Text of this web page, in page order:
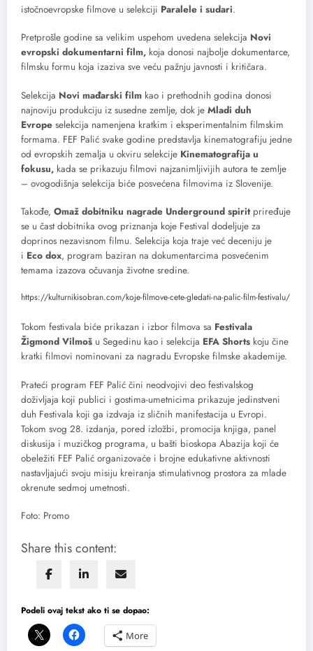
istočnoevropske filmove u selekciji Paralele i sudari.
Pretprošle godine sa velikim uspehom uvedena selekcija Novi
evropski dokumentarni film, koja donosi najbolje dokumentarce,
filmsku formu koja izaziva sve veću pažnju javnosti i kritičara.
Selekcija Novi mađarski film kao i prethodnih godina donosi
najnoviju produkciju iz susedne zemlje, dok je Mladi duh
Evrope selekcija namenjena kratkim i eksperimentalnim filmskim
formama. FEF Palić svake godine predstavlja kinematografiju jedne
od evropskih zemalja u okviru selekcije Kinematografija u
fokusu, kada se prikazuju filmovi najzanimljivijih autora te zemlje
– ovogodišnja selekcija biće posvećena filmovima iz Slovenije.
Takođe, Omaž dobitniku nagrade Underground spiritpriređuje
se u čast dobitnika ovog priznanja koje Festival dodeljuje za
doprinos nezavisnom filmu. Selekcija koja traje već deceniju je
i Eco dox, program baziran na dokumentarcima posvećenim
temama izazova očuvanja životne sredine.
https://kulturnikisobran.com/koje-filmove-cete-gledati-na-palic-film-festivalu/
Tokom festivala biće prikazan i izbor filmova sa Festivala
Žigmond Vilmoš u Segedinu kao i selekcija EFA Shorts koju čine
kratki filmovi nominovani za nagradu Evropske filmske akademije.
Prateći program FEF Palić čini neodvojivi deo festivalskog
doživljaja koji publici i gostima-umetnicima prikazuje jedinstveni
duh Festivala koji ga izdvaja iz sličnih manifestacija u Evropi.
Tokom svog 28. izdanja, pored izložbi, promocija knjiga, panel
diskusija i muzičkog programa, u bašti bioskopa Abazija koji će
obeležiti FEF Palić organizovaće i brojne edukativne aktivnosti
nastavljajući svoju misiju kreiranja stimulativnog prostora za mlade
okrenute sedmoj umetnosti.
Foto: Promo
Share this content:
Podeli ovaj tekst ako ti se dopao:
More